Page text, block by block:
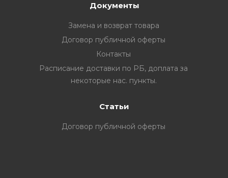
Документы
Замена и возврат товара
Договор публичной оферты
Контакты
Расписание доставки по РБ, доплата за
некоторые нас. пункты.
Статьи
Договор публичной оферты